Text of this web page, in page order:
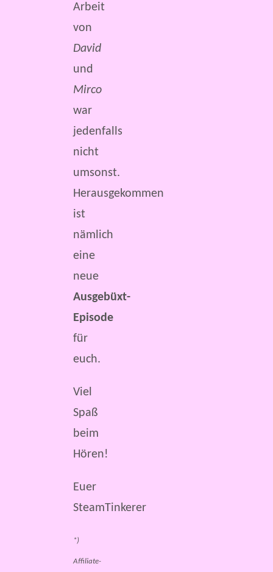
Arbeit
von
David
und
Mirco
war
jedenfalls
nicht
umsonst.
Herausgekommen
ist
nämlich
eine
neue
Ausgebüxt-
Episode
für
euch.
Viel
Spaß
beim
Hören!
Euer
SteamTinkerer
*)
Affiliate-